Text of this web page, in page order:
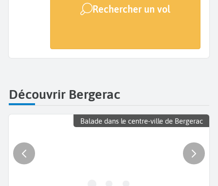
Rechercher un vol
Découvrir Bergerac
Balade dans le centre-ville de Bergerac